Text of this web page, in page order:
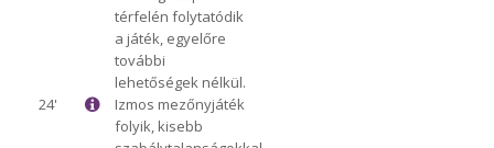
térfelén folytatódik
a játék, egyelőre
további
lehetőségek nélkül.
24'
Izmos mezőnyjáték
folyik, kisebb